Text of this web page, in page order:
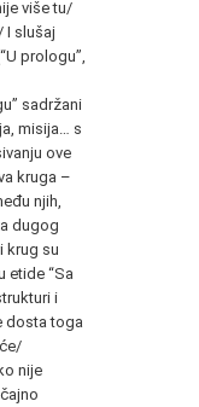
više tu/
I slušaj
prologu”,
sadržani
misija… s
ove
kruga –
njih,
dugog
krug su
etide “Sa
i
dosta toga
nije